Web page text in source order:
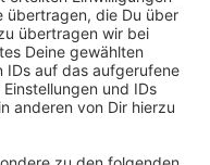
in
warnt seit Jahren
zu
seitens
gar nicht so